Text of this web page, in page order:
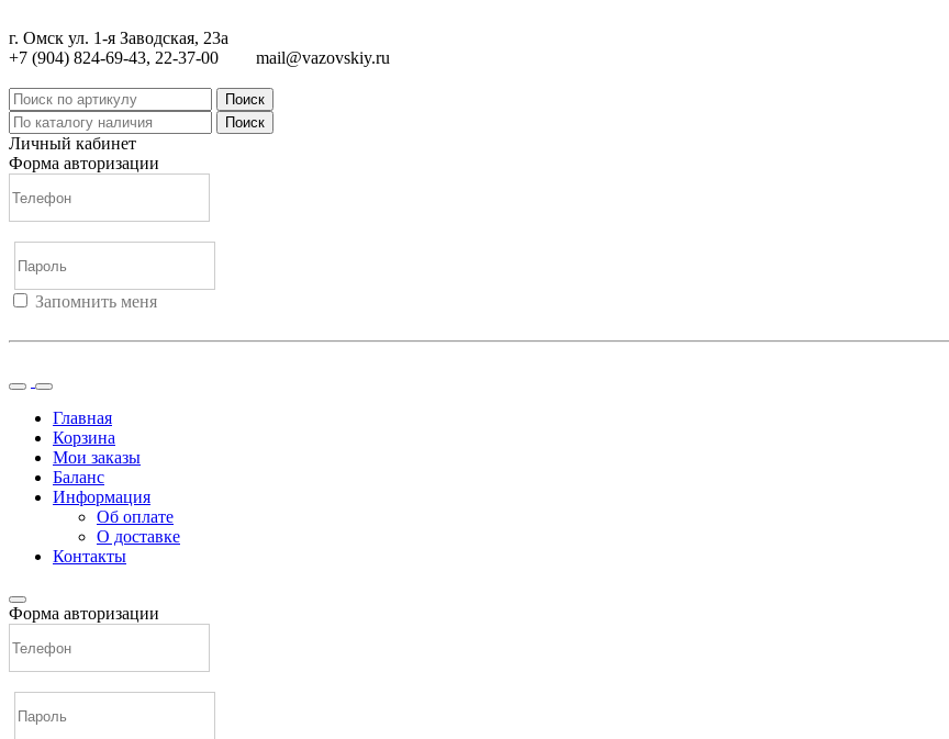
г. Омск ул. 1-я Заводская, 23а
+7 (904) 824-69-43, 22-37-00
mail@vazovskiy.ru
Поиск
Поиск
Личный кабинет
Форма авторизации
Запомнить меня
Главная
Корзина
Мои заказы
Баланс
Информация
Об оплате
О доставке
Контакты
Форма авторизации